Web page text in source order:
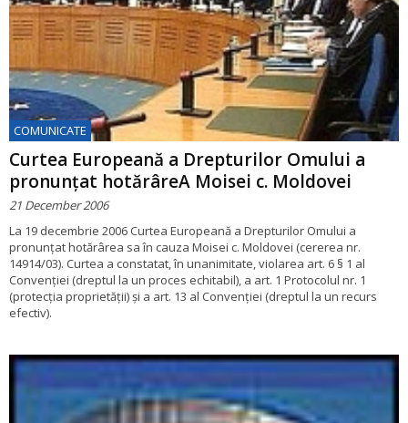
COMUNICATE
Curtea Europeană a Drepturilor Omului a
pronunțat hotărâreA Moisei c. Moldovei
21 December 2006
La 19 decembrie 2006 Curtea Europeană a Drepturilor Omului a
pronunțat hotărârea sa în cauza Moisei c. Moldovei (cererea nr.
14914/03). Curtea a constatat, în unanimitate, violarea art. 6 § 1 al
Convenției (dreptul la un proces echitabil), a art. 1 Protocolul nr. 1
(protecția proprietății) și a art. 13 al Convenției (dreptul la un recurs
efectiv).